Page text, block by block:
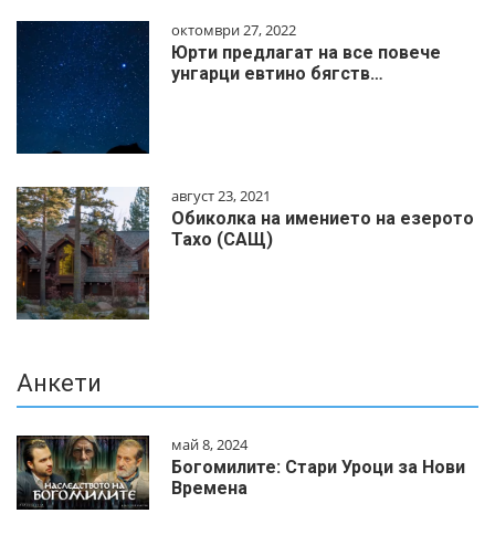
октомври 27, 2022
Юрти предлагат на все повече
унгарци евтино бягств…
август 23, 2021
Обиколка на имението на езерото
Тахо (САЩ)
Анкети
май 8, 2024
Богомилите: Стари Уроци за Нови
Времена